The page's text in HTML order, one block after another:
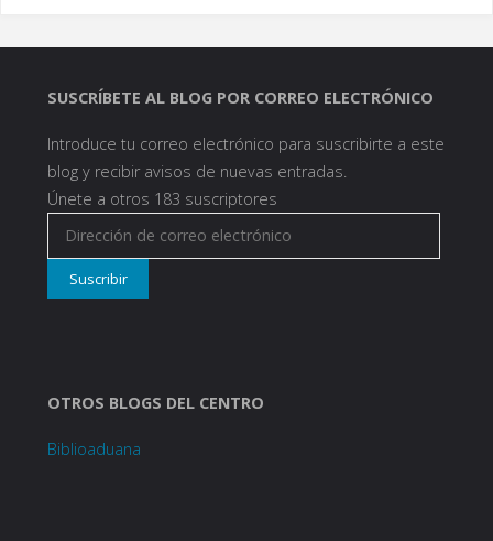
SUSCRÍBETE AL BLOG POR CORREO ELECTRÓNICO
Introduce tu correo electrónico para suscribirte a este
blog y recibir avisos de nuevas entradas.
Únete a otros 183 suscriptores
Dirección
de
correo
Suscribir
OTROS BLOGS DEL CENTRO
Biblioaduana